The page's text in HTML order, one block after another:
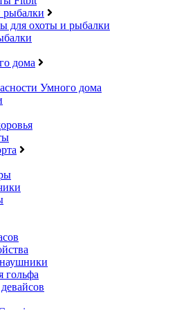
рыбалки
для охоты и рыбалки
дома
Умного дома
гольфа